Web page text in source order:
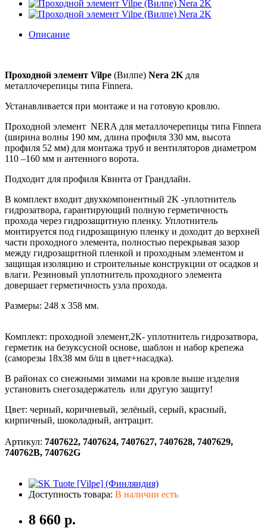
Описание
Проходной элемент Vilpe (Вилпе) Nera 2K для
металлочерепицы типа Finnera.
Устанавливается при монтаже и на готовую кровлю.
Проходной элемент NERA для металлочерепицы типа Finnera
(ширина волны 190 мм, длина профиля 330 мм, высота
профиля 52 мм) для монтажа труб и вентиляторов диаметром
110 –160 мм и антенного ворота.
Подходит для профиля Квинта от Грандлайн.
В комплект входит двухкомпонентный 2K -уплотнитель
гидрозатвора, гарантирующий полную герметичность
прохода через гидрозащитную пленку. Уплотнитель
монтируется под гидрозащиную пленку и доходит до верхней
части проходного элемента, полностью перекрывая зазор
между гидрозащитной пленкой и проходным элементом и
защищая изоляцию и строительные конструкции от осадков и
влаги. Резиновый уплотнитель проходного элемента
довершает герметичность узла прохода.
Размеры: 248 х 358 мм.
Комплект: проходной элемент,2К- уплотнитель гидрозатвора,
герметик на безуксусной основе, шаблон и набор крепежа
(саморезы 18х38 мм б/ш в цвет+насадка).
В районах со снежными зимами на кровле выше изделия
установить снегозадержатель или другую защиту!
Цвет: черный, коричневый, зелёный, серый, красный,
кирпичный, шоколадный, антрацит.
Артикул: 7407622, 7407624, 7407627, 7407628, 7407629,
740762B, 740762G
Доступность товара: В наличии есть
8 660 р.